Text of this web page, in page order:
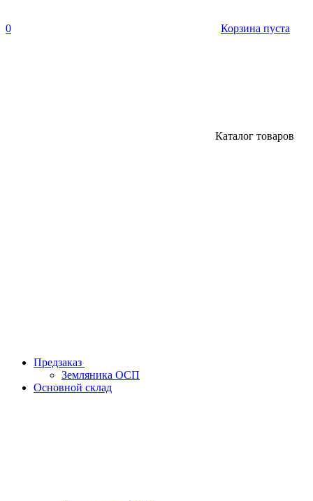
0 Корзина пуста
Каталог товаров
Предзаказ
Земляника ОСП
Основной склад